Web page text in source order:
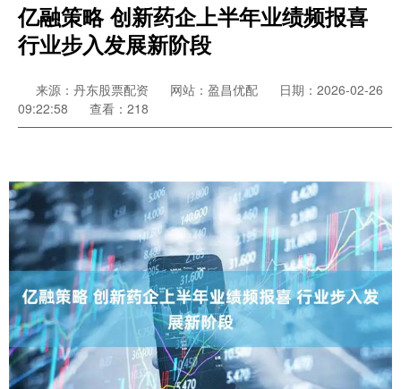
亿融策略 创新药企上半年业绩频报喜
行业步入发展新阶段
来源：丹东股票配资 网站：盈昌优配
日期：2026-02-26
09:22:58
查看：218